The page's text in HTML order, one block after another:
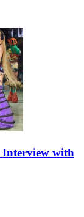
Interview with